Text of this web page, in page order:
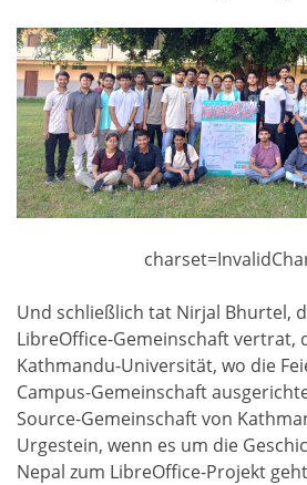
Und schließlich tat Nirjal Bhurtel,
LibreOffice-Gemeinschaft vertrat,
Kathmandu-Universität, wo die
Campus-Gemeinschaft
Source-Gemeinschaft von
Urgestein, wenn es um die
Nepal zum LibreOffice-Projekt